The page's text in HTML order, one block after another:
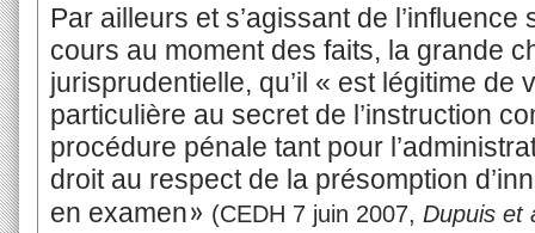
Par ailleurs et s’agissant de
cours au moment des faits, la grande
jurisprudentielle, qu’il « est légitime
particulière au secret de l’instruction
procédure pénale tant pour
droit au respect de la présomption
en examen» (CEDH 7 juin 2007, Dupuis et